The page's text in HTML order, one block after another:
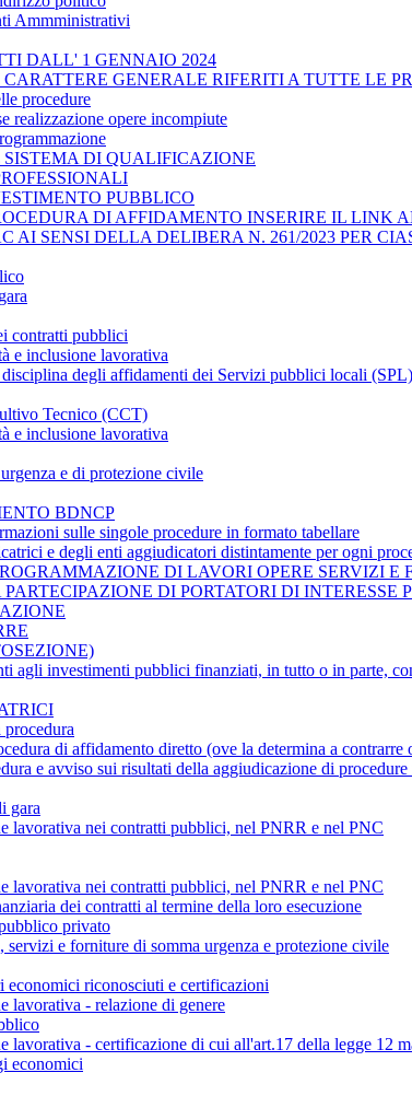
Ammministrativi
DALL' 1 GENNAIO 2024
GENERALE RIFERITI A TUTTE LE
procedure
realizzazione opere incompiute
DI QUALIFICAZIONE
PUBBLICO
DI AFFIDAMENTO INSERIRE IL
AI SENSI DELLA DELIBERA N. 261/2023 PER
contratti pubblici
e inclusione lavorativa
degli affidamenti dei Servizi pubblici locali (SPL)
Tecnico (CCT)
e inclusione lavorativa
e di protezione civile
BDNCP
sulle singole procedure in formato tabellare
e degli enti aggiudicatori distintamente per ogni
DI LAVORI OPERE SERVIZI E
DI PORTATORI DI INTERESSE
agli investimenti pubblici finanziati, in tutto o in parte,
di affidamento diretto (ove la determina a
e avviso sui risultati della aggiudicazione di
gara
lavorativa nei contratti pubblici, nel PNRR e nel PNC
lavorativa nei contratti pubblici, nel PNRR e nel PNC
dei contratti al termine della loro esecuzione
privato
e forniture di somma urgenza e protezione civile
riconosciuti e certificazioni
lavorativa - relazione di genere
lavorativa - certificazione di cui all'art.17 della legge 12
economici